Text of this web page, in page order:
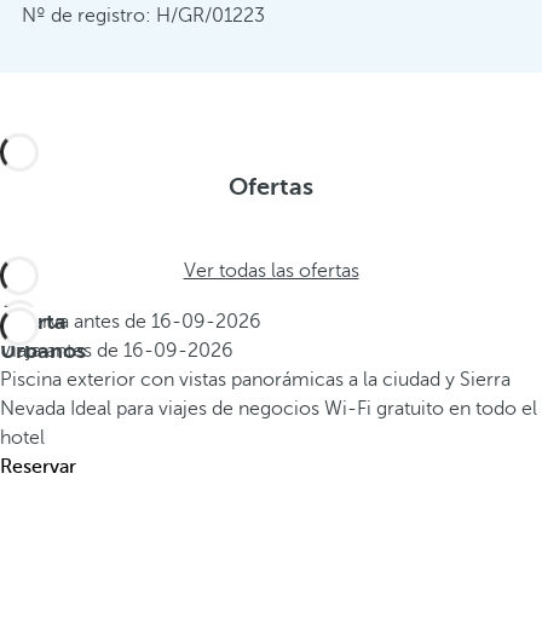
Nº de registro: H/GR/01223
Ofertas
Ver todas las ofertas
Oferta
Urbanos
Reserva antes de 16-09-2026
Viaja antes de 16-09-2026
Piscina exterior con vistas panorámicas a la ciudad y Sierra
Nevada Ideal para viajes de negocios Wi-Fi gratuito en todo el
hotel
Reservar